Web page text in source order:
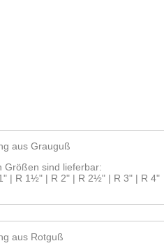
aus Grauguß
Größen sind lieferbar:
| R 1½" | R 2" | R 2½" | R 3" | R 4"
aus Rotguß